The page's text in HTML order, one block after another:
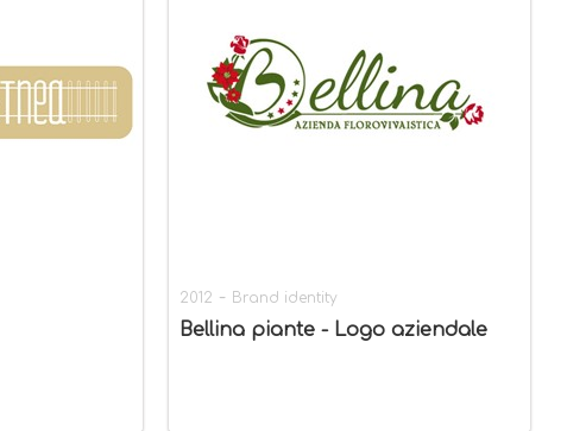
2012 - Brand identity
Bellina piante - Logo aziendale